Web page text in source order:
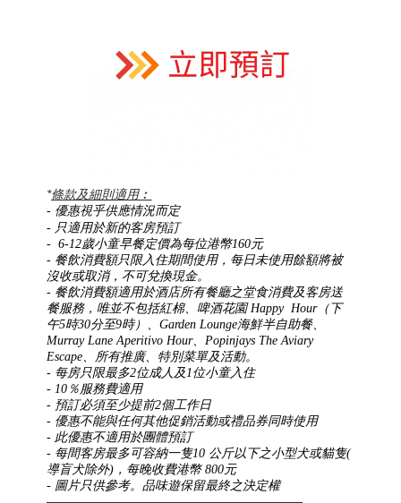
*條款及細則適用︰
- 優惠視乎供應情況而定
- 只適用於新的客房預訂
- 6-12歲小童早餐定價為每位港幣160元
- 餐飲消費額只限入住期間使用，每日未使用餘額將被
沒收或取消，不可兌換現金。
- 餐飲消費額適用於酒店所有餐廳之堂食消費及客房送
餐服務，唯並不包括紅棉、啤酒花園 Happy Hour（下
午5時30分至9時）、Garden Lounge海鮮半自助餐、
Murray Lane Aperitivo Hour、Popinjays The Aviary
Escape、所有推廣、特別菜單及活動。
- 每房只限最多2位成人及1位小童入住
- 10％服務費適用
- 預訂必須至少提前2個工作日
- 優惠不能與任何其他促銷活動或禮品券同時使用
- 此優惠不適用於團體預訂
- 每間客房最多可容納一隻10 公斤以下之小型犬或貓隻(
導盲犬除外)，每晚收費港幣 800元
- 圖片只供參考。品味遊保留最終之決定權